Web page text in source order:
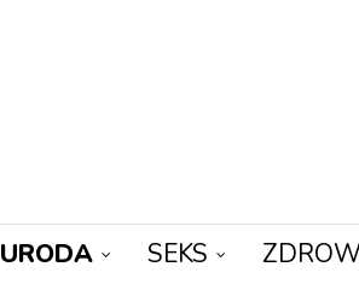
URODA SEKS